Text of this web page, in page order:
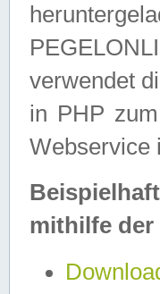
verwendet
in PHP
Webservice
mithilfe der